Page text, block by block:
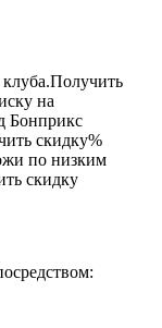
на
Бонприкс
скидку%
по низким
скидку